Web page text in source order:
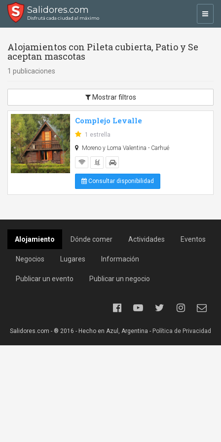
Salidores.com
Disfrutá cada ciudad al máximo
Alojamientos con Pileta cubierta, Patio y Se
aceptan mascotas
1 publicaciones
Mostrar filtros
Complejo Levalle
1 estrella
Moreno y Loma Valentina - Carhué
Consultar disponibilidad
Alojamiento Dónde comer Actividades Eventos
Negocios Lugares Información
Publicar un evento Publicar un negocio
Salidores.com - ® 2016 - Hecho en Azul, Argentina - Política de Privacidad